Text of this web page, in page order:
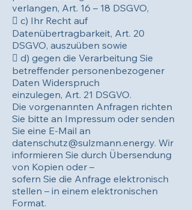
verlangen, Art. 16 – 18 DSGVO,
 c) Ihr Recht auf
Datenübertragbarkeit, Art. 20
DSGVO, auszuüben sowie
 d) gegen die Verarbeitung Sie
betreffender personenbezogener
Daten Widerspruch
einzulegen, Art. 21 DSGVO.
Die vorgenannten Anfragen richten
Sie bitte an Impressum oder senden
Sie eine E-Mail an
datenschutz@sulzmann.energy. Wir
informieren Sie durch Übersendung
von Kopien oder –
sofern Sie die Anfrage elektronisch
stellen – in einem elektronischen
Format.